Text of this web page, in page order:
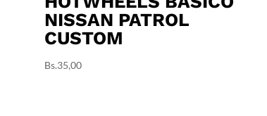
NISSAN PATROL
CUSTOM
Bs.35,00